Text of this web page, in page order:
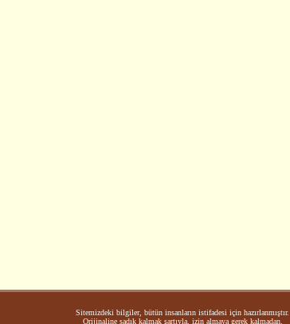
Sitemizdeki bilgiler, bütün insanların istifadesi için hazırlanmıştır.
Orijinaline sadık kalmak şartıyla, izin almaya gerek kalmadan,